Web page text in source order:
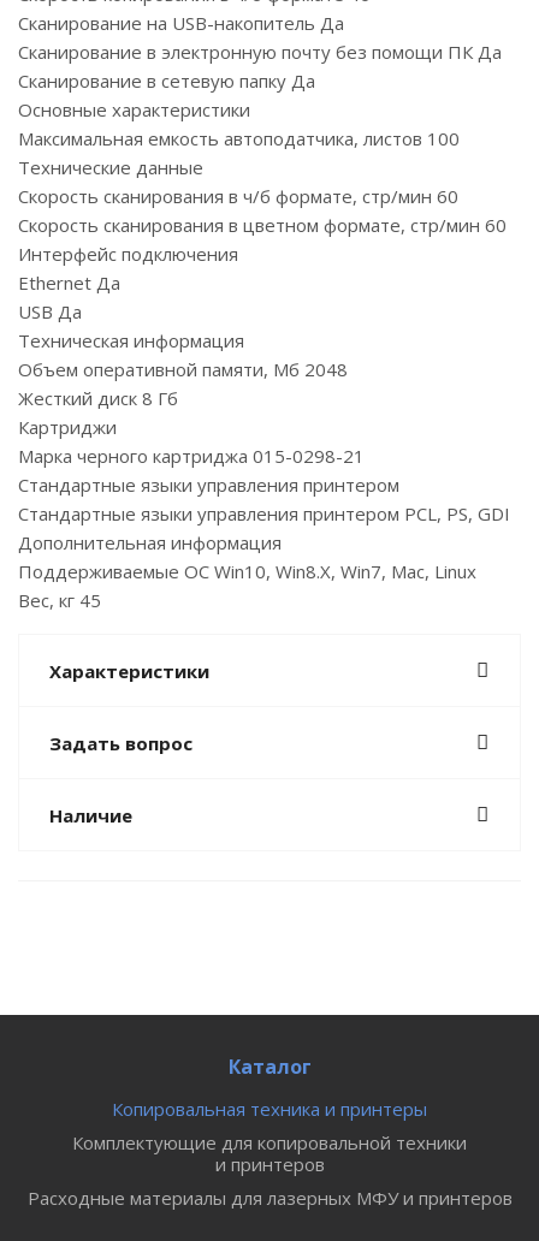
Cканирование на USB-накопитель Да
Сканирование в электронную почту без помощи ПК Да
Сканирование в сетевую папку Да
Основные характеристики
Максимальная емкость автоподатчика, листов 100
Технические данные
Скорость сканирования в ч/б формате, стр/мин 60
Скорость сканирования в цветном формате, стр/мин 60
Интерфейс подключения
Ethernet Да
USB Да
Техническая информация
Объем оперативной памяти, Мб 2048
Жесткий диск 8 Гб
Картриджи
Марка черного картриджа 015-0298-21
Стандартные языки управления принтером
Стандартные языки управления принтером PCL, PS, GDI
Дополнительная информация
Поддерживаемые ОС Win10, Win8.X, Win7, Mac, Linux
Вес, кг 45
Характеристики
Задать вопрос
Наличие
Каталог
Копировальная техника и принтеры
Комплектующие для копировальной техники
и принтеров
Расходные материалы для лазерных МФУ и принтеров